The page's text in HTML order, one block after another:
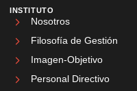
INSTITUTO
Nosotros
Filosofía de Gestión
Imagen-Objetivo
Personal Directivo